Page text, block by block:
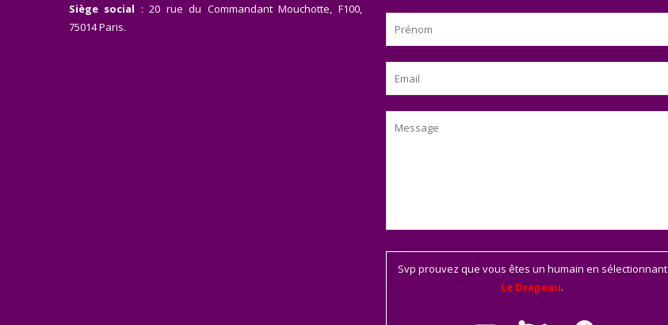
Siège social : 20 rue du Commandant Mouchotte, F100,
75014 Paris.
Svp prouvez que vous êtes un humain en sélectionnant
Le Drapeau.